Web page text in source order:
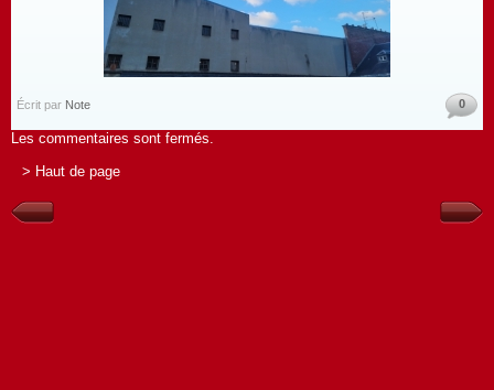
Écrit par Note 0
Les commentaires sont fermés.
> Haut de page